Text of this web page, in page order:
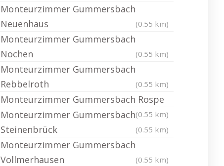
Monteurzimmer Gummersbach
Neuenhaus
(0.55 km)
Monteurzimmer Gummersbach
Nochen
(0.55 km)
Monteurzimmer Gummersbach
Rebbelroth
(0.55 km)
Monteurzimmer Gummersbach Rospe
(0.55 km)
Monteurzimmer Gummersbach
Steinenbrück
(0.55 km)
Monteurzimmer Gummersbach
Vollmerhausen
(0.55 km)